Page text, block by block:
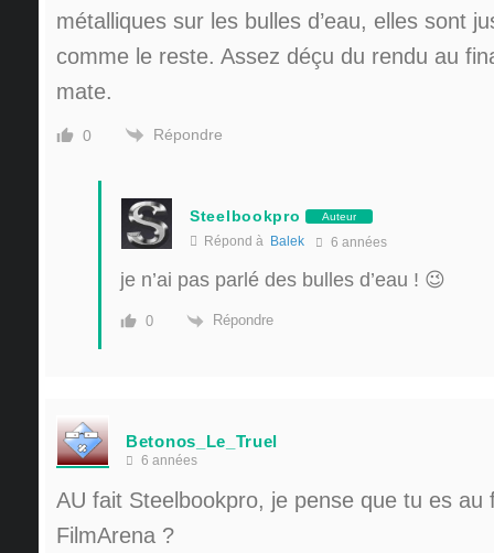
métalliques sur les bulles d’eau, elles sont
comme le reste. Assez déçu du rendu au
mate.
0 Répondre
Steelbookpro Auteur
Répond à Balek 6 années
je n’ai pas parlé des bulles d’eau ! 😉
0 Répondre
Betonos_Le_Truel
6 années
AU fait Steelbookpro, je pense que tu es au
FilmArena ?